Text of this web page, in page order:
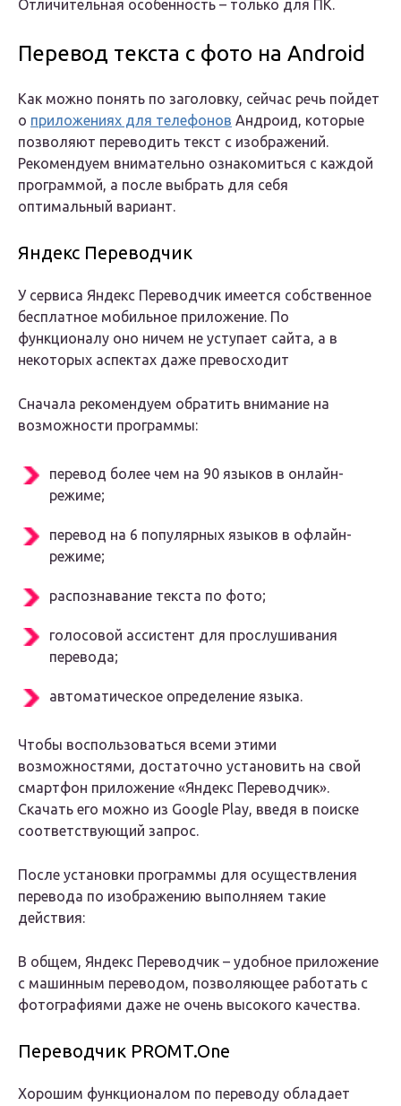
Отличительная особенность – только для ПК.
Перевод текста с фото на Android
Как можно понять по заголовку, сейчас речь пойдет
о приложениях для телефонов Андроид, которые
позволяют переводить текст с изображений.
Рекомендуем внимательно ознакомиться с каждой
программой, а после выбрать для себя
оптимальный вариант.
Яндекс Переводчик
У сервиса Яндекс Переводчик имеется собственное
бесплатное мобильное приложение. По
функционалу оно ничем не уступает сайта, а в
некоторых аспектах даже превосходит
Сначала рекомендуем обратить внимание на
возможности программы:
перевод более чем на 90 языков в онлайн-
режиме;
перевод на 6 популярных языков в офлайн-
режиме;
распознавание текста по фото;
голосовой ассистент для прослушивания
перевода;
автоматическое определение языка.
Чтобы воспользоваться всеми этими
возможностями, достаточно установить на свой
смартфон приложение «Яндекс Переводчик».
Скачать его можно из Google Play, введя в поиске
соответствующий запрос.
После установки программы для осуществления
перевода по изображению выполняем такие
действия:
В общем, Яндекс Переводчик – удобное приложение
с машинным переводом, позволяющее работать с
фотографиями даже не очень высокого качества.
Переводчик PROMT.One
Хорошим функционалом по переводу обладает